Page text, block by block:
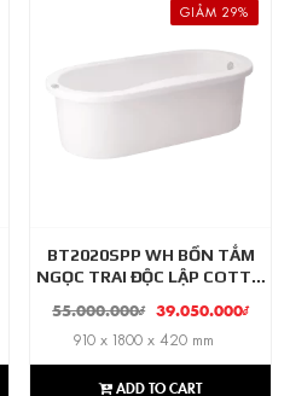
GIẢM 29%
BT2020SPP WH BỒN TẮM
NGỌC TRAI ĐỘC LẬP COTTO
55.000.000₫ 39.050.000₫
910 x 1800 x 420 mm
ADD TO CART